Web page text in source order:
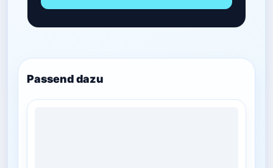
Passend dazu